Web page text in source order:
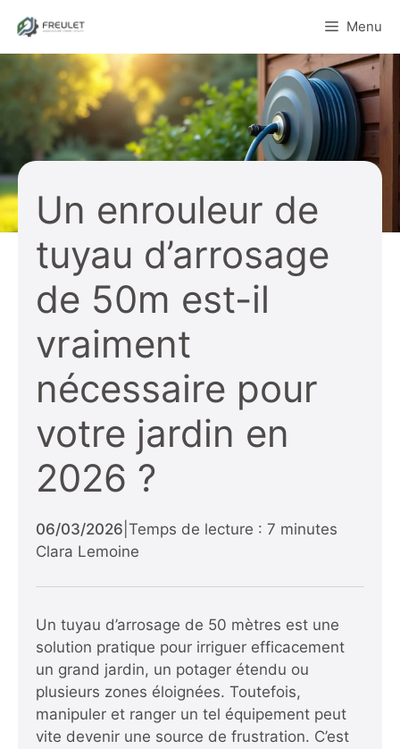
contenu
Menu
Un enrouleur de
tuyau d’arrosage
de 50m est-il
vraiment
nécessaire pour
votre jardin en
2026 ?
06/03/2026 Temps de lecture : 7 minutes
Clara Lemoine
Un tuyau d’arrosage de 50 mètres est une
solution pratique pour irriguer efficacement
un grand jardin, un potager étendu ou
plusieurs zones éloignées. Toutefois,
manipuler et ranger un tel équipement peut
vite devenir une source de frustration. C’est